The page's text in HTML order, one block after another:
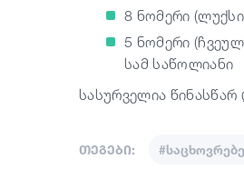
8 ნომერი
5 ნომერი
სამ საწოლიანი
სასურველია
თეგები: